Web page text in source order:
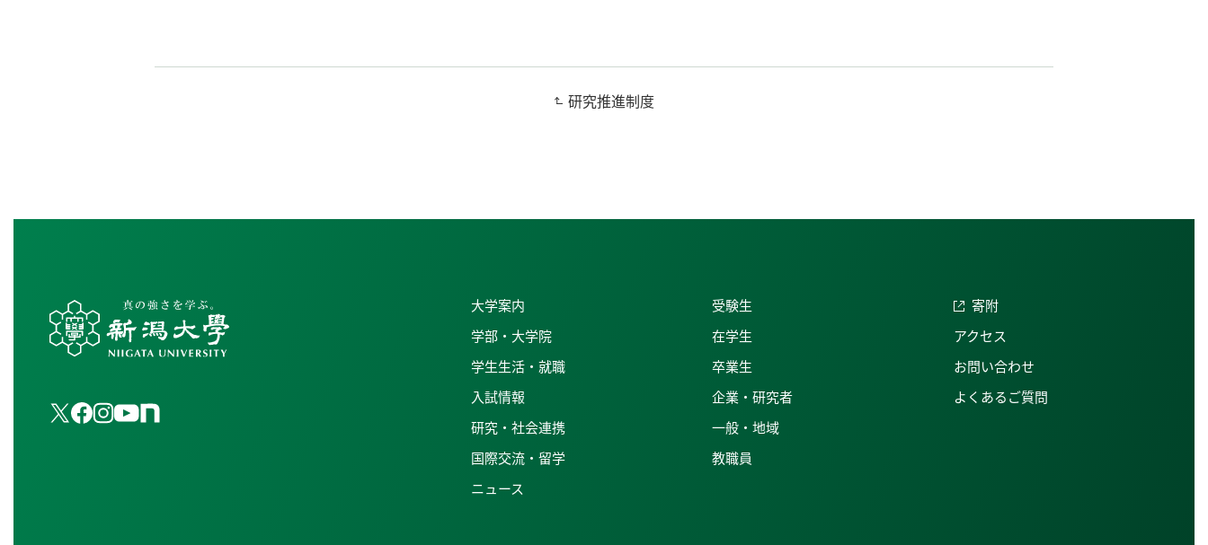
研究推進制度
大学案内
学部・大学院
学生生活・就職
入試情報
研究・社会連携
国際交流・留学
ニュース
受験生
在学生
卒業生
企業・研究者
一般・地域
教職員
寄附
アクセス
お問い合わせ
よくあるご質問